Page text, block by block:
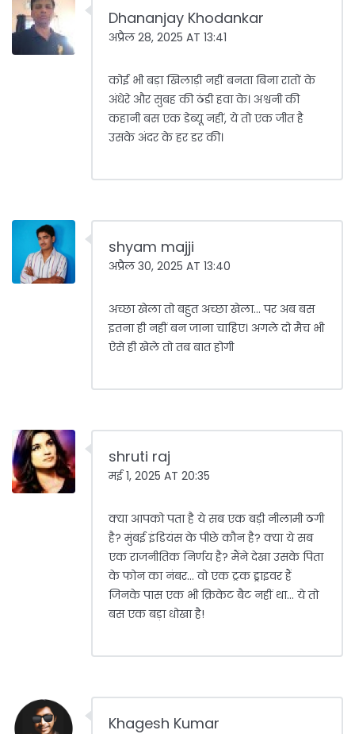
Dhananjay Khodankar
अप्रैल 28, 2025 AT 13:41
कोई भी बड़ा खिलाड़ी नहीं बनता बिना रातों के
अंधेरे और सुबह की ठंडी हवा के। अश्वनी की
कहानी बस एक डेब्यू नहीं, ये तो एक जीत है
उसके अंदर के हर डर की।
shyam majji
अप्रैल 30, 2025 AT 13:40
अच्छा खेला तो बहुत अच्छा खेला... पर अब बस
इतना ही नहीं बन जाना चाहिए। अगले दो मैच भी
ऐसे ही खेले तो तब बात होगी
shruti raj
मई 1, 2025 AT 20:35
क्या आपको पता है ये सब एक बड़ी नीलामी ठगी
है? मुंबई इंडियंस के पीछे कौन है? क्या ये सब
एक राजनीतिक निर्णय है? मैंने देखा उसके पिता
के फोन का नंबर... वो एक ट्रक ड्राइवर हैं
जिनके पास एक भी क्रिकेट बैट नहीं था... ये तो
बस एक बड़ा धोखा है!
Khagesh Kumar